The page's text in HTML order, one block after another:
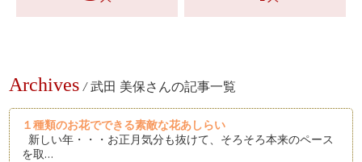
Archives / 武田 美保さんの記事一覧
１種類のお花でできる素敵な花あしらい
新しい年・・・お正月気分も抜けて、そろそろ本来のペース
を取…